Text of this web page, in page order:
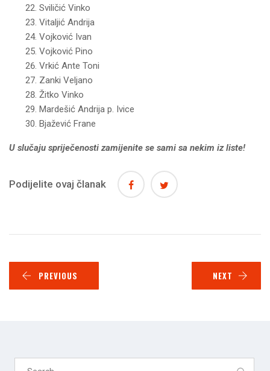
Sviličić Vinko
Vitaljić Andrija
Vojković Ivan
Vojković Pino
Vrkić Ante Toni
Zanki Veljano
Žitko Vinko
Mardešić Andrija p. Ivice
Bjažević Frane
U slučaju spriječenosti zamijenite se sami sa nekim iz liste!
Podijelite ovaj članak
PREVIOUS NEXT